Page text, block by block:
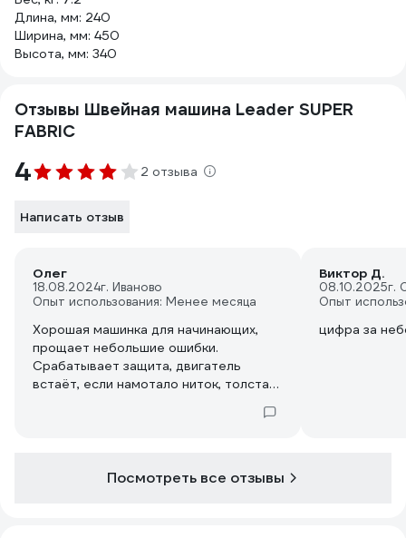
Длина, мм: 240
Ширина, мм: 450
Высота, мм: 340
Отзывы Швейная машина Leader SUPER
FABRIC
4 2 отзыва
Написать отзыв
Олег
18.08.2024г. Иваново
Опыт использования: Менее месяца
Хорошая машинка для начинающих,
прощает небольшие ошибки.
Срабатывает защита, двигатель
встаёт, если намотало ниток, толстая
Возможность установить ограничение
Виктор Д.
08.10.2025г.
Опыт
цифра за
Посмотреть все отзывы